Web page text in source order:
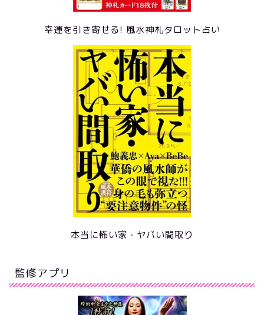
幸運を引き寄せる! 風水神札タロット占い
本当に怖い家・ヤバい間取り
監修アプリ